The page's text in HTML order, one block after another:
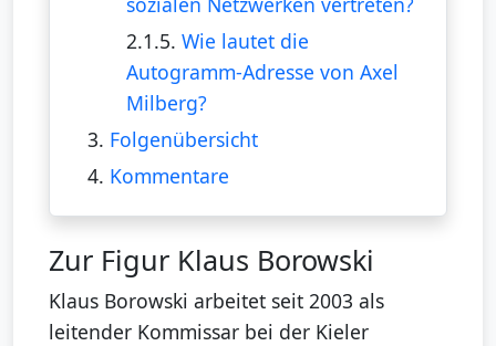
2.1.5. Wie lautet die
Autogramm-Adresse von Axel
Milberg?
3. Folgenübersicht
4. Kommentare
Zur Figur Klaus Borowski
Klaus Borowski arbeitet seit 2003 als
leitender Kommissar bei der Kieler